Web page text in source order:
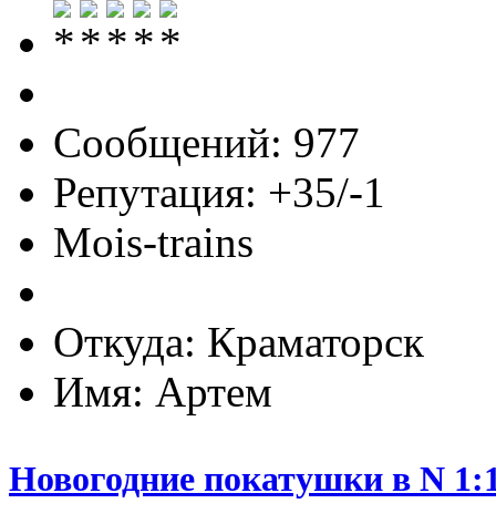
Сообщений: 977
Репутация: +35/-1
Mois-trains
Откуда: Краматорск
Имя: Артем
Новогодние покатушки в N